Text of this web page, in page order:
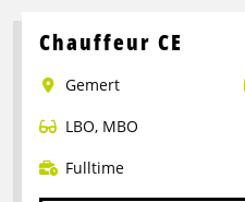
Chauffeur CE
Gemert
LBO, MBO
Fulltime